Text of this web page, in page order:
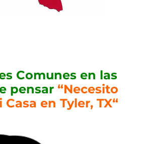
Comunes en las
pensar “Necesito
en Tyler, TX“